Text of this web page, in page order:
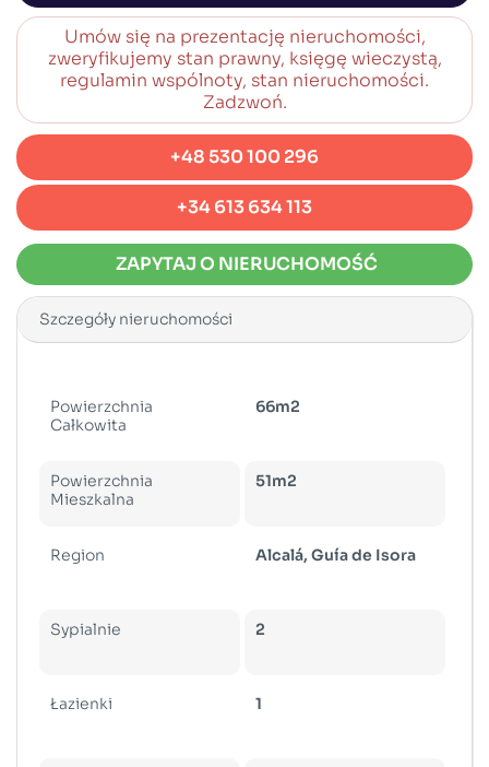
Umów się na prezentację nieruchomości,
zweryfikujemy stan prawny, księgę wieczystą,
regulamin wspólnoty, stan nieruchomości.
Zadzwoń.
+48 530 100 296
+34 613 634 113
ZAPYTAJ O NIERUCHOMOŚĆ
Szczegóły nieruchomości
Powierzchnia
Całkowita
66m2
Powierzchnia
Mieszkalna
51m2
Region Alcalá, Guía de Isora
Sypialnie 2
Łazienki 1